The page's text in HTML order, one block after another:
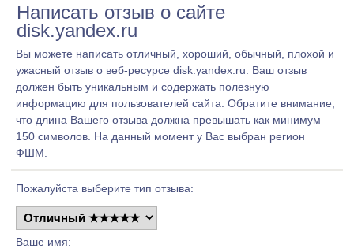
Написать отзыв о сайте
disk.yandex.ru
Вы можете написать отличный, хороший, обычный, плохой и
ужасный отзыв о веб-ресурсе disk.yandex.ru. Ваш отзыв
должен быть уникальным и содержать полезную
информацию для пользователей сайта. Обратите внимание,
что длина Вашего отзыва должна превышать как минимум
150 символов. На данный момент у Вас выбран регион
ФШМ.
Пожалуйста выберите тип отзыва:
Ваше имя: